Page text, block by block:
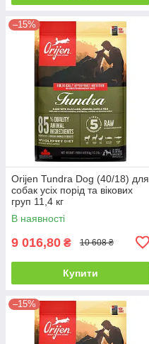
–15%
Orijen Tundra Dog (40/18) для
собак усіх порід та вікових
груп 11,4 кг
В наявності
9 016,80 ₴ 10 608 ₴
Купити
–15%